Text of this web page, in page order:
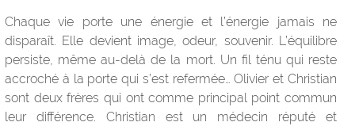
Chaque vie porte une énergie et l’énergie jamais ne
disparaît. Elle devient image, odeur, souvenir. L’équilibre
persiste, même au-delà de la mort. Un fil ténu qui reste
accroché à la porte qui s’est refermée… Olivier et Christian
sont deux frères qui ont comme principal point commun
leur différence. Christian est un médecin réputé et